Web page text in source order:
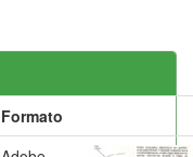
Formato